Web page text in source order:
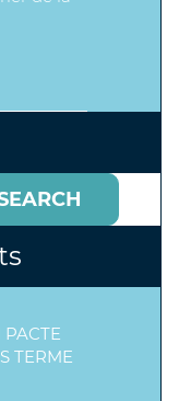
TERME